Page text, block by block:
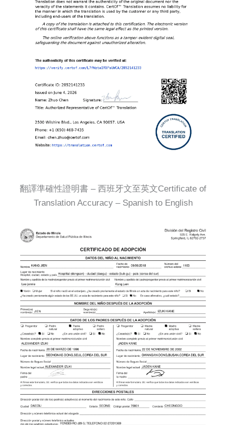
翻譯準確性證明書 – 西班牙文至英文Certificate of
Translation Accuracy – Spanish to English